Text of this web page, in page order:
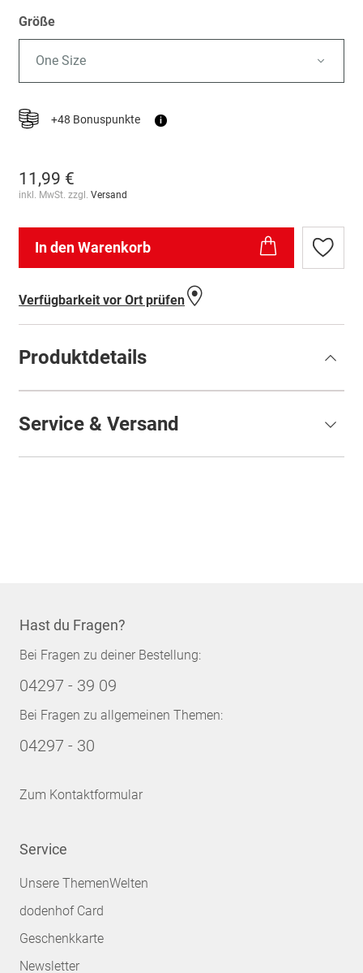
Größe
One Size
+48 Bonuspunkte i
11,99 €
inkl. MwSt. zzgl. Versand
In den Warenkorb
Zur
Verfügbarkeit vor Ort prüfen
Produktdetails
Service & Versand
Hast du Fragen?
Bei Fragen zu deiner Bestellung:
04297 - 39 09
Bei Fragen zu allgemeinen Themen:
04297 - 30
Zum Kontaktformular
Service
Unsere ThemenWelten
dodenhof Card
Geschenkkarte
Newsletter